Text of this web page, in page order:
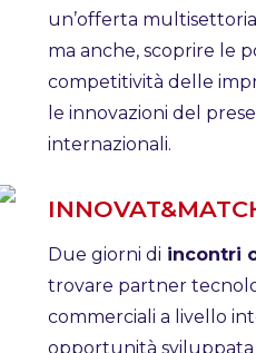
un’offerta
ma anche, scoprire le
competitività delle
le innovazioni del
internazionali.
Due giorni di incontri
trovare partner
commerciali a livello
opportunità sviluppata